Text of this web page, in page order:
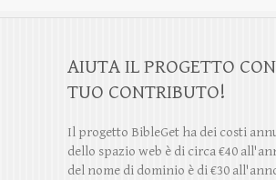
AIUTA IL PROGETTO
TUO CONTRIBUTO!
Il progetto BibleGet ha dei costi
dello spazio web è di circa €40
del nome di dominio è di €30